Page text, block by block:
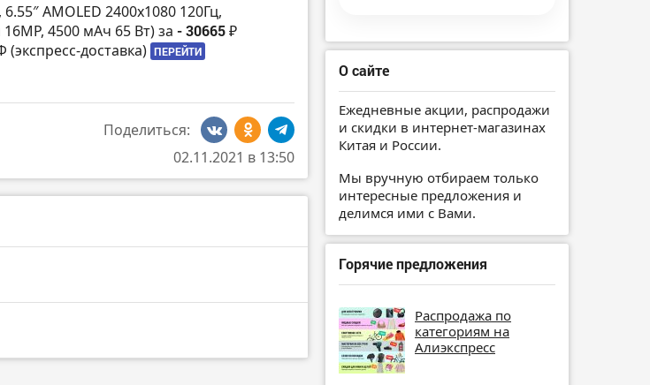
AMOLED 2400х1080 120Гц,
4500 мАч 65 Вт) за - 30665 ₽
(экспресс-доставка) ПЕРЕЙТИ
Поделиться:
02.11.2021 в 13:50
О сайте
Ежедневные акции, распродажи
и скидки в интернет-магазинах
Китая и России.
Мы вручную отбираем только
интересные предложения и
делимся ими с Вами.
Горячие предложения
Распродажа по
категориям на
Алиэкспресс